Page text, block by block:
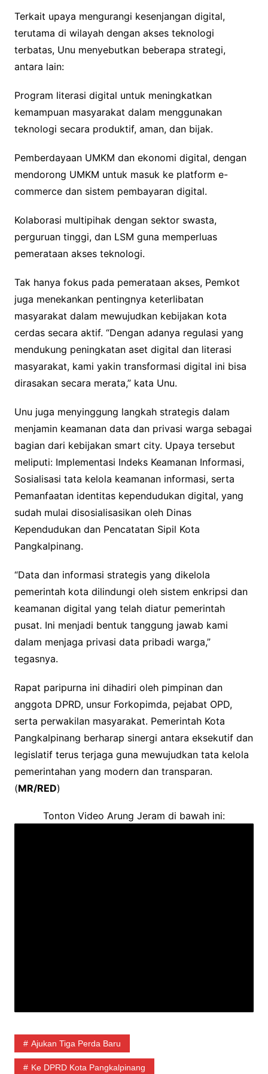
Terkait upaya mengurangi kesenjangan digital,
terutama di wilayah dengan akses teknologi
terbatas, Unu menyebutkan beberapa strategi,
antara lain:
Program literasi digital untuk meningkatkan
kemampuan masyarakat dalam menggunakan
teknologi secara produktif, aman, dan bijak.
Pemberdayaan UMKM dan ekonomi digital, dengan
mendorong UMKM untuk masuk ke platform e-
commerce dan sistem pembayaran digital.
Kolaborasi multipihak dengan sektor swasta,
perguruan tinggi, dan LSM guna memperluas
pemerataan akses teknologi.
Tak hanya fokus pada pemerataan akses, Pemkot
juga menekankan pentingnya keterlibatan
masyarakat dalam mewujudkan kebijakan kota
cerdas secara aktif. “Dengan adanya regulasi yang
mendukung peningkatan aset digital dan literasi
masyarakat, kami yakin transformasi digital ini bisa
dirasakan secara merata,” kata Unu.
Unu juga menyinggung langkah strategis dalam
menjamin keamanan data dan privasi warga sebagai
bagian dari kebijakan smart city. Upaya tersebut
meliputi: Implementasi Indeks Keamanan Informasi,
Sosialisasi tata kelola keamanan informasi, serta
Pemanfaatan identitas kependudukan digital, yang
sudah mulai disosialisasikan oleh Dinas
Kependudukan dan Pencatatan Sipil Kota
Pangkalpinang.
“Data dan informasi strategis yang dikelola
pemerintah kota dilindungi oleh sistem enkripsi dan
keamanan digital yang telah diatur pemerintah
pusat. Ini menjadi bentuk tanggung jawab kami
dalam menjaga privasi data pribadi warga,”
tegasnya.
Rapat paripurna ini dihadiri oleh pimpinan dan
anggota DPRD, unsur Forkopimda, pejabat OPD,
serta perwakilan masyarakat. Pemerintah Kota
Pangkalpinang berharap sinergi antara eksekutif dan
legislatif terus terjaga guna mewujudkan tata kelola
pemerintahan yang modern dan transparan.
(MR/RED)
Tonton Video Arung Jeram di bawah ini:
Ajukan Tiga Perda Baru
Ke DPRD Kota Pangkalpinang